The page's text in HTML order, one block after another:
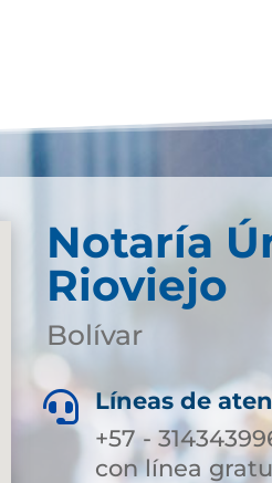
Notaría
Rioviejo
Bolívar
 Líneas de
+57 -
con línea